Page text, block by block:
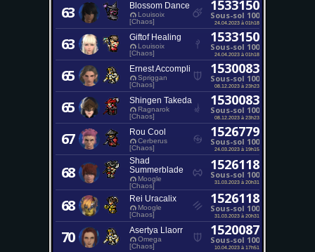
63 Blossom Dance
Louisoix
[Chaos]
1533150
Sous-sol 100
24.04.2023 à 01h18
63 Giftof Healing
Louisoix
[Chaos]
1533150
Sous-sol 100
24.04.2023 à 01h18
65 Ernest Accompli
Spriggan
[Chaos]
1530083
Sous-sol 100
08.12.2023 à 23h23
65 Shingen Takeda
Ragnarok
[Chaos]
1530083
Sous-sol 100
08.12.2023 à 23h23
67 Rou Cool
Cerberus
[Chaos]
1526779
Sous-sol 100
24.03.2023 à 19h15
68
Shad
Summerblade
Moogle
[Chaos]
1526118
Sous-sol 100
31.03.2023 à 20h31
68 Rei Uracalix
Moogle
[Chaos]
1526118
Sous-sol 100
31.03.2023 à 20h31
70 Asertya Llaorr
Omega
[Chaos]
1520087
Sous-sol 100
10.04.2023 à 17h51